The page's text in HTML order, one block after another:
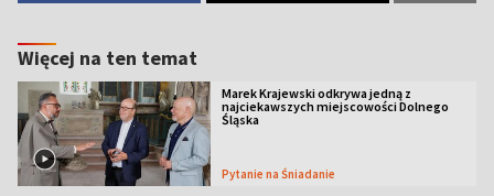
Więcej na ten temat
Marek Krajewski odkrywa jedną z
najciekawszych miejscowości Dolnego
Śląska
Pytanie na Śniadanie